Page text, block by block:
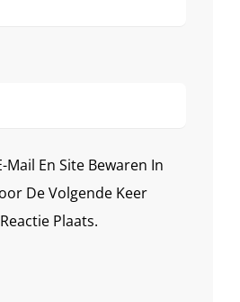
Mail En Site Bewaren In
De Volgende Keer
Plaats.